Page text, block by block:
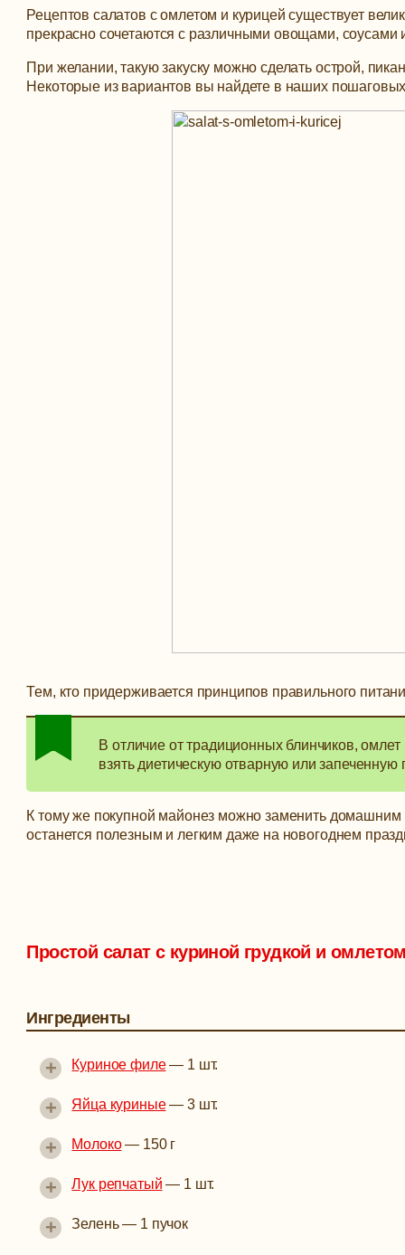
Рецептов салатов с омлетом и курицей существует
прекрасно сочетаются с различными овощами, соусами
При желании, такую закуску можно сделать острой,
Некоторые из вариантов вы найдете в наших
Тем, кто придерживается принципов правильного
В отличие от традиционных блинчиков,
взять диетическую отварную или запеченную
К тому же покупной майонез можно заменить домашним
останется полезным и легким даже на новогоднем
Простой салат с куриной грудкой и
Ингредиенты
Куриное филе— 1 шт.
+
Яйца куриные—3 шт.
+
Молоко— 150 г
+
Лук репчатый — 1 шт.
+
Зелень— 1 пучок
+